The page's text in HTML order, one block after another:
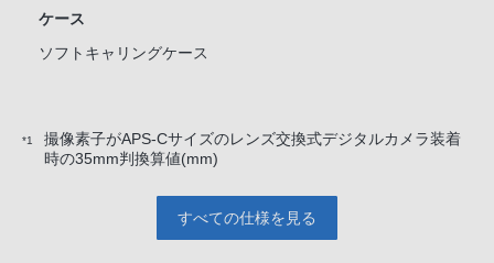
ケース
ソフトキャリングケース
*1
撮像素子がAPS-Cサイズのレンズ交換式デジタルカメラ装着
時の35mm判換算値(mm)
すべての仕様を見る